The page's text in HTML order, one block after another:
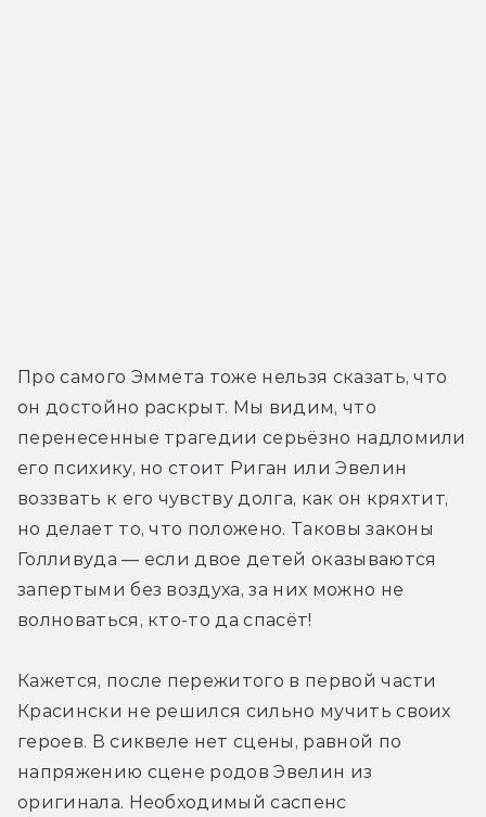
Про самого Эммета тоже нельзя сказать, что
он достойно раскрыт. Мы видим, что
перенесенные трагедии серьёзно надломили
его психику, но стоит Риган или Эвелин
воззвать к его чувству долга, как он кряхтит,
но делает то, что положено. Таковы законы
Голливуда — если двое детей оказываются
запертыми без воздуха, за них можно не
волноваться, кто-то да спасёт!
Кажется, после пережитого в первой части
Красински не решился сильно мучить своих
героев. В сиквеле нет сцены, равной по
напряжению сцене родов Эвелин из
оригинала. Необходимый саспенс